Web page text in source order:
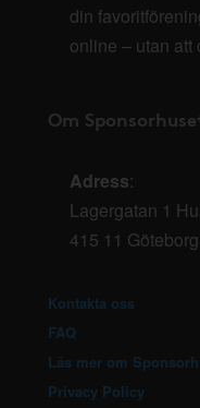
din
online – utan att
Om
Adress:
Lagergatan 1
415 11 Göteborg
Kontakta oss
FAQ
Läs mer om
Privacy Policy